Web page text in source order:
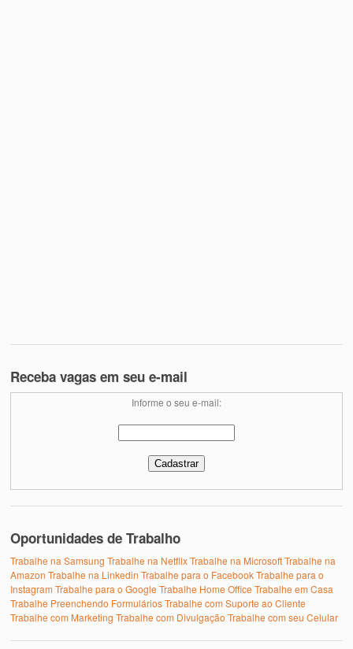
Receba vagas em seu e-mail
Informe o seu e-mail:
Oportunidades de Trabalho
Trabalhe na Samsung Trabalhe na NetflixTrabalhe na MicrosoftTrabalhe na
Amazon Trabalhe na Linkedin Trabalhe para o FacebookTrabalhe para o
Instagram Trabalhe para o Google Trabalhe Home Office Trabalhe em Casa
Trabalhe Preenchendo FormuláriosTrabalhe com Suporte ao Cliente
Trabalhe com Marketing Trabalhe com Divulgação Trabalhe com seu Celular